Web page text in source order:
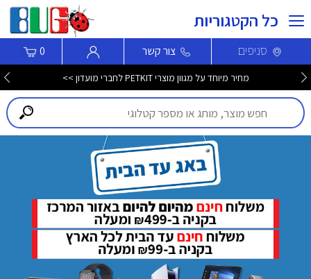
כל הקטגוריות
סניפים צור קשר 0
מחיר מיוחד על מגוון מוצרי PETKIT לחברי מועדון >>